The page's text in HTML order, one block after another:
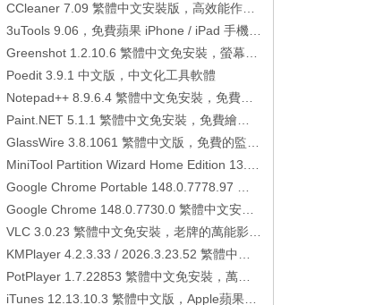
Poedit 3.9.1 中文版，中文化工具軟體